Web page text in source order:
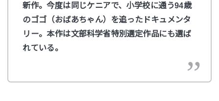
新作。今度は同じケニアで、小学校に通う94歳
のゴゴ（おばあちゃん）を追ったドキュメンタ
リー。本作は文部科学省特別選定作品にも選ば
れている。